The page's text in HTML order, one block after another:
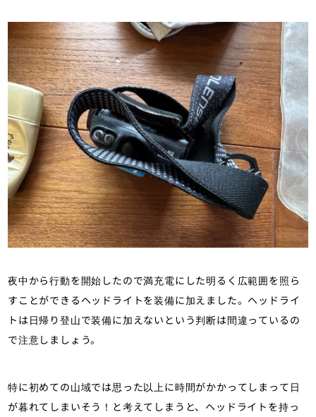
夜中から行動を開始したので満充電にした明るく広範囲を照ら
すことができるヘッドライトを装備に加えました。ヘッドライ
トは日帰り登山で装備に加えないという判断は間違っているの
で注意しましょう。
特に初めての山域では思った以上に時間がかかってしまって日
が暮れてしまいそう！と考えてしまうと、ヘッドライトを持っ